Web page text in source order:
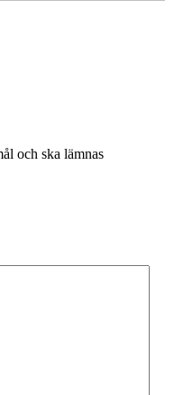
och ska lämnas